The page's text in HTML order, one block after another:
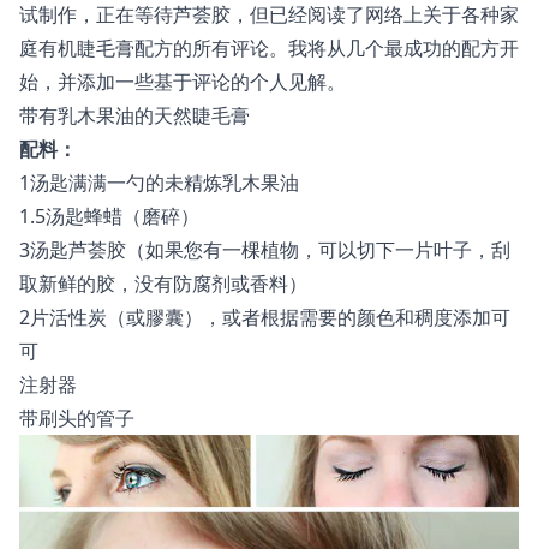
试制作，正在等待芦荟胶，但已经阅读了网络上关于各种家
庭有机睫毛膏配方的所有评论。我将从几个最成功的配方开
始，并添加一些基于评论的个人见解。
带有乳木果油的天然睫毛膏
配料：
1汤匙满满一勺的未精炼乳木果油
1.5汤匙蜂蜡（磨碎）
3汤匙芦荟胶（如果您有一棵植物，可以切下一片叶子，刮
取新鲜的胶，没有防腐剂或香料）
2片活性炭（或膠囊），或者根据需要的颜色和稠度添加可
可
注射器
带刷头的管子